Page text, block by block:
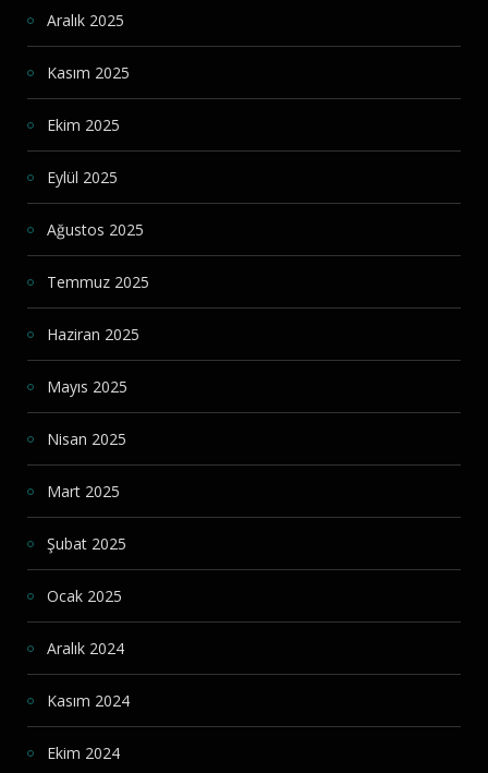
Aralık 2025
Kasım 2025
Ekim 2025
Eylül 2025
Ağustos 2025
Temmuz 2025
Haziran 2025
Mayıs 2025
Nisan 2025
Mart 2025
Şubat 2025
Ocak 2025
Aralık 2024
Kasım 2024
Ekim 2024